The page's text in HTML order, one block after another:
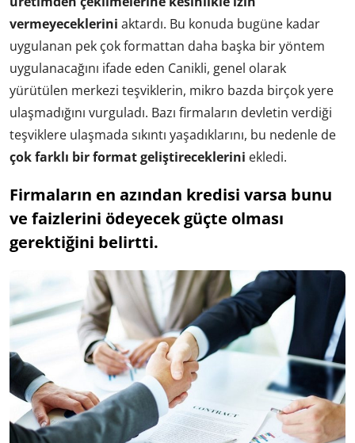
vermeyeceklerini aktardı. Bu konuda bugüne kadar
uygulanan pek çok formattan daha başka bir yöntem
uygulanacağını ifade eden Canikli, genel olarak
yürütülen merkezi teşviklerin, mikro bazda birçok yere
ulaşmadığını vurguladı. Bazı firmaların devletin verdiği
teşviklere ulaşmada sıkıntı yaşadıklarını, bu nedenle de
çok farklı bir format geliştireceklerini ekledi.
Firmaların en azından kredisi varsa bunu
ve faizlerini ödeyecek güçte olması
gerektiğini belirtti.